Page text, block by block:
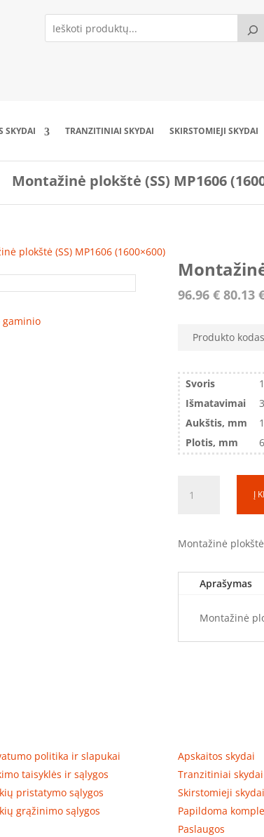
SKYDAI TRANZITINIAI SKYDAI SKIRSTOMIEJI SKYDAI
Montažinė plokštė (SS) MP1606
plokštė (SS) MP1606 (1600×600)
96.96 € 80.13
Produkto
Svoris
Išmatavimai
Aukštis, mm
Plotis, mm
kiekis:
(SS)
(1600x600)
Į
Montažinė
Aprašymas
Montažinė
politika ir slapukai
taisyklės ir sąlygos
pristatymo sąlygos
grąžinimo sąlygos
Apskaitos skydai
Tranzitiniai skydai
Skirstomieji skydai
Papildoma
Paslaugos